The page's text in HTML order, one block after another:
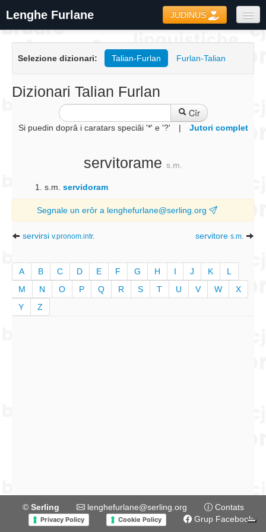
Lenghe Furlane JUDINUS
Formari
Coretôr Ortografic
Informazions
Selezione dizionari: Talian-Furlan Furlan-Talian
Dizionari Talian Furlan
Cîr
Si puedin doprâ i caratars speciâi '*' e '?' | Jutori complet
servitorame s.m.
s.m. servidoram
Segnale un erôr a lenghefurlane@serling.org
servirsi v.pronom.intr. servitore s.m.
A B C D E F G H I J K
L
M
N O P Q R S T U V W
X
Y
Z
© Serling lenghefurlane@serling.org Contats
Privacy Policy Cookie Policy Grup Facebook